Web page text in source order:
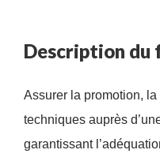
Description du
Assurer la promotion,
techniques auprès
garantissant